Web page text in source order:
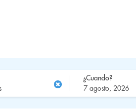
¿Cuando?